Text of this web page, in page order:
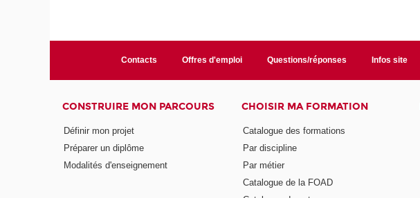
Contacts Offres d'emploi Questions/réponses Infos site
CONSTRUIRE MON PARCOURS
Définir mon projet
Préparer un diplôme
Modalités d'enseignement
CHOISIR MA FORMATION
Catalogue des formations
Par discipline
Par métier
Catalogue de la FOAD